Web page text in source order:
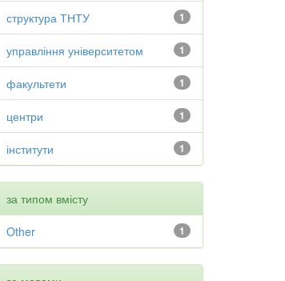
1
структура ТНТУ
1
управління університетом
1
факультети
1
центри
1
інститути
за типом вмісту
1
Other